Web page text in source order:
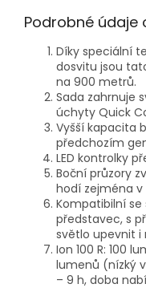
Podrobné údaje
Díky speciální
dosvitu jsou
na 900 metrů.
Sada zahrnuje
úchyty Quick
Vyšší kapacita
předchozím
LED kontrolky
Boční průzory
hodí zejména
Kompatibilní
představec, s
světlo upevnit i
Ion 100 R: 100
lumenů (nízký
– 9 h, doba